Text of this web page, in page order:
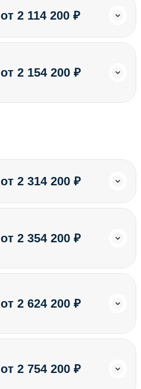
от 2 114 200 ₽
от 2 154 200 ₽
от 2 314 200 ₽
от 2 354 200 ₽
от 2 624 200 ₽
от 2 754 200 ₽